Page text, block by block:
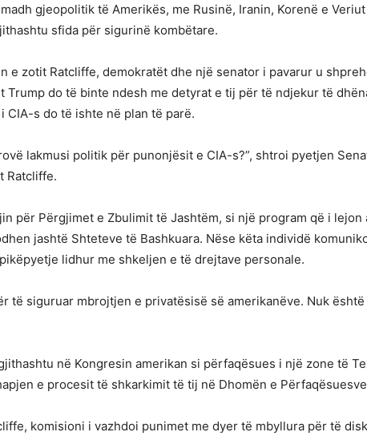
gjeopolitik të Amerikës, me Rusinë, Iranin, Korenë e
sfida për sigurinë kombëtare.
zotit Ratcliffe, demokratët dhe një senator i pavarur u
do të binte ndesh me detyrat e tij për të ndjekur të
s do të ishte në plan të parë.
lakmusi politik për punonjësit e CIA-s?”, shtroi pyetjen
Ratcliffe.
për Përgjimet e Zbulimit të Jashtëm, si një program që i
jashtë Shteteve të Bashkuara. Nëse këta individë
lidhur me shkeljen e të drejtave personale.
të siguruar mbrojtjen e privatësisë së amerikanëve. Nuk
në Kongresin amerikan si përfaqësues i një zone të
e procesit të shkarkimit të tij në Dhomën e
komisioni i vazhdoi punimet me dyer të mbyllura për të